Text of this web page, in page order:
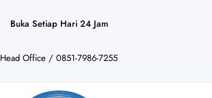
Buka Setiap Hari 24 Jam
Head Office / 0851-7986-7255